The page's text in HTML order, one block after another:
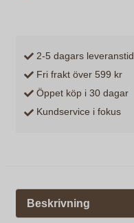
2-5 dagars leveranstid
Fri frakt över 599 kr
Öppet köp i 30 dagar
Kundservice i fokus
Beskrivning